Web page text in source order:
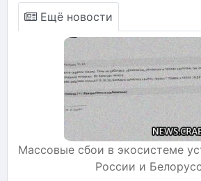
Ещё новости
Массовые сбои в экосистеме
России и